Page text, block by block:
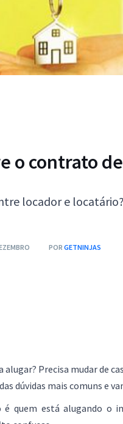
o contrato
locador e
POR GETNINJAS
Precisa mudar de
dúvidas mais comuns e
quem está alugando o